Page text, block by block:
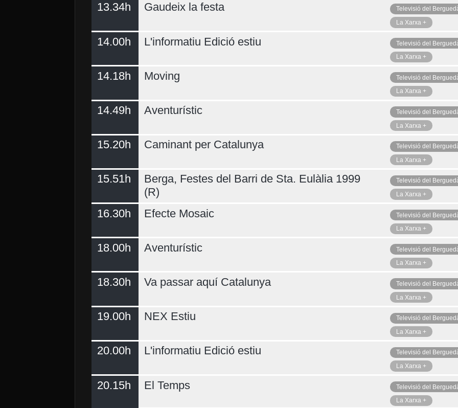
13.34h Gaudeix la festa
Televisió del
La Xarxa +
14.00h L'informatiu Edició estiu
Televisió del
La Xarxa +
14.18h Moving
Televisió del
La Xarxa +
14.49h Aventurístic
Televisió del
La Xarxa +
15.20h Caminant per Catalunya
Televisió del
La Xarxa +
15.51h
Berga, Festes del Barri de Sta. Eulàlia 1999
(R)
Televisió del
La Xarxa +
16.30h Efecte Mosaic
Televisió del
La Xarxa +
18.00h Aventurístic
Televisió del
La Xarxa +
18.30h Va passar aquí Catalunya
Televisió del
La Xarxa +
19.00h NEX Estiu
Televisió del
La Xarxa +
20.00h L'informatiu Edició estiu
Televisió del
La Xarxa +
20.15h El Temps
Televisió del
La Xarxa +